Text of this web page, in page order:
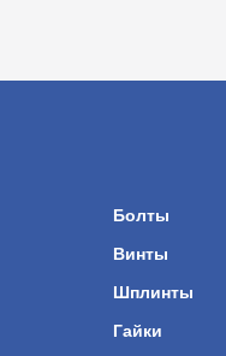
Болты
Винты
Шплинты
Гайки